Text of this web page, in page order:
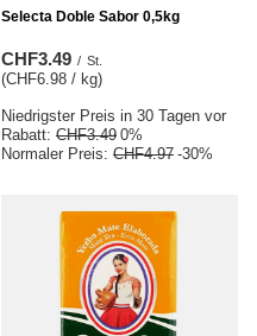
Selecta Doble Sabor 0,5kg
CHF3.49 / St.
(CHF6.98 / kg)
Niedrigster Preis in 30 Tagen vor
Rabatt: CHF3.49 0%
Normaler Preis: CHF4.97 -30%